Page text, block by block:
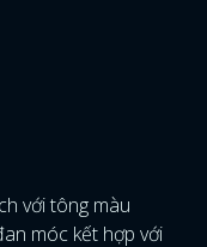
với tông màu
móc kết hợp với